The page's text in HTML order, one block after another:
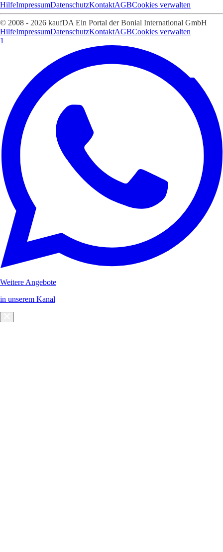
HilfeImpressumDatenschutzKontaktAGBCookies verwalten
© 2008 - 2026 kaufDA Ein Portal der Bonial International GmbH
HilfeImpressumDatenschutzKontaktAGBCookies verwalten
1
Weitere Angebote
in unserem Kanal